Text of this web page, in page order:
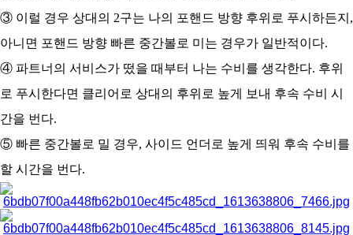
③ 이럴 경우 상대의 2구는 나의 포핸드 방향 후위로 푸시하든지,
아니면 포핸드 방향 빠른 중간볼로 미는 경우가 일반적이다.
④ 파트너의 서비스가 떴을 때부터 나는 수비를 생각한다. 후위
로 푸시한다면 클리어로 상대의 후위로 높게 보내 후속 수비 시
간을 번다.
⑤ 빠른 중간볼로 밀 경우, 사이드 언더로 높게 띄워 후속 수비를
할 시간을 번다.